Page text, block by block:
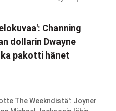
Channing
dollarin Dwayne
pakotti hänet